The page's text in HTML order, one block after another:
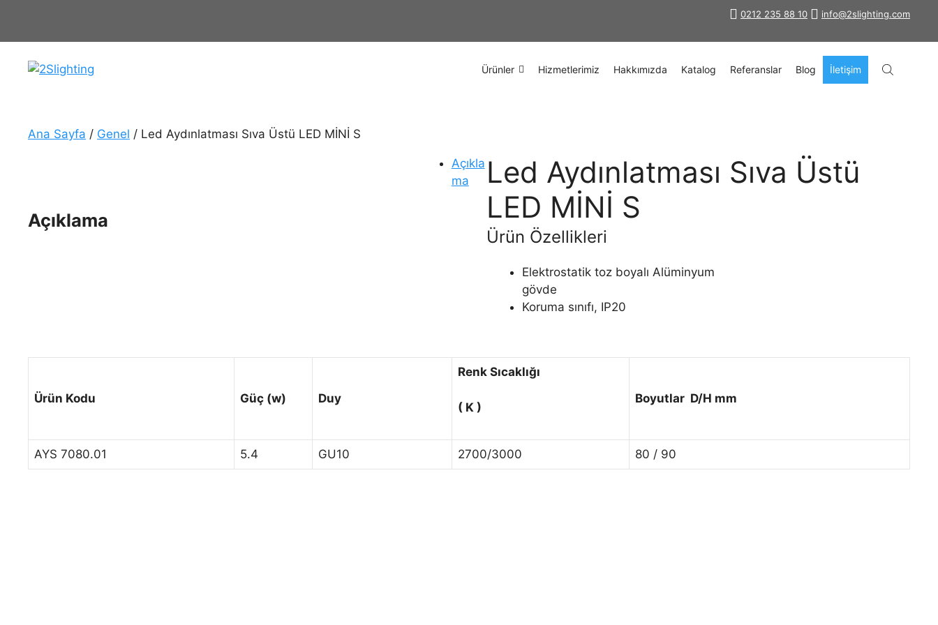
info@2slighting.com
0212 235 88 10
Ürünler Hizmetlerimiz Hakkımızda Katalog Referanslar Blog İletişim
Ana Sayfa / Genel / Led Aydınlatması Sıva Üstü LED MİNİ S
Led Aydınlatması Sıva Üstü
LED MİNİ S
Ürün Özellikleri
Elektrostatik toz boyalı Alüminyum
gövde
Koruma sınıfı, IP20
Açıkla
ma
Açıklama
Ürün Kodu Güç (w) Duy
Renk Sıcaklığı
( K )
Boyutlar D/H mm
AYS 7080.01 5.4 GU10 2700/3000 80 / 90